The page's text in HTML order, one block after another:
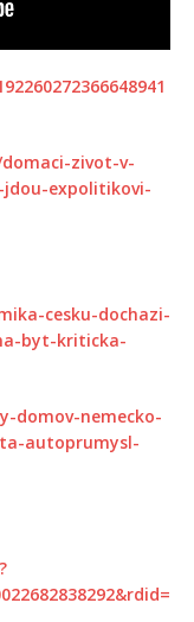
zivot-v-
expolitikovi-
cesku-dochazi-
byt-kriticka-
domov-nemecko-
autoprumysl-